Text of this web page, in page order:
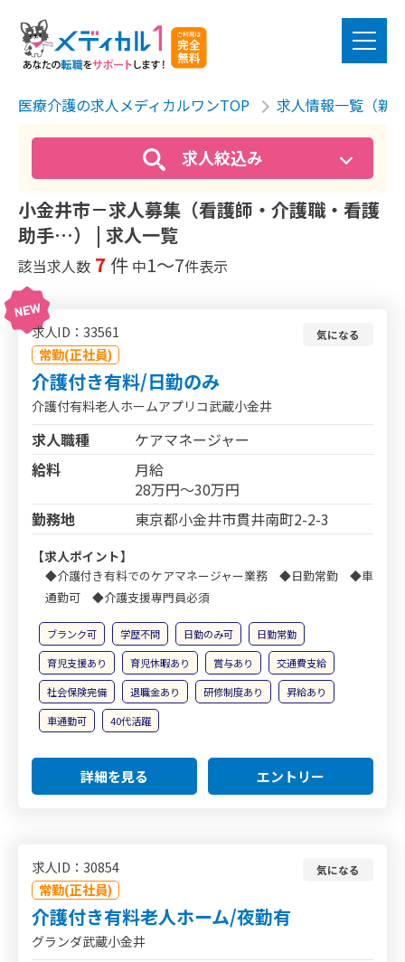
医療介護の求人メディカルワンTOP 求人情報一覧（新
求人絞込み
小金井市－求人募集（看護師・介護職・看護
助手…） | 求人一覧
該当求人数 7 件 中1〜7件表示
求人ID：33561
常勤(正社員)
気になる
介護付き有料/日勤のみ
介護付有料老人ホームアプリコ武蔵小金井
求人職種
ケアマネージャー
給料
月給
28万円～30万円
勤務地
東京都小金井市貫井南町2-2-3
【求人ポイント】
◆介護付き有料でのケアマネージャー業務 ◆日勤常勤 ◆車
通勤可 ◆介護支援専門員必須
ブランク可 学歴不問 日勤のみ可
日勤常勤
育児支援あり
育児休暇あり 賞与あり
交通費支給
社会保険完備
退職金あり 研修制度あり
昇給あり
車通勤可
40代活躍
詳細を見る エントリー
求人ID：30854
常勤(正社員)
気になる
介護付き有料老人ホーム/夜勤有
グランダ武蔵小金井